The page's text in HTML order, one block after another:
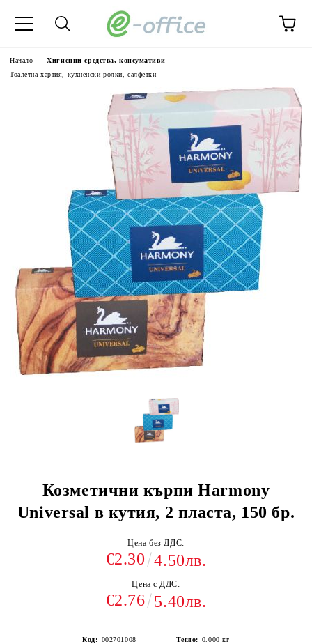
Начало
Хигиенни средства, консумативи
Тоалетна хартия, кухненски ролки, салфетки
Козметични кърпи Harmony
Universal в кутия, 2 пласта, 150 бр.
Цена без ДДС:
€2.30 4.50лв.
Цена с ДДС:
€2.76 5.40лв.
Код: 002701008 Тегло: 0.000 кг